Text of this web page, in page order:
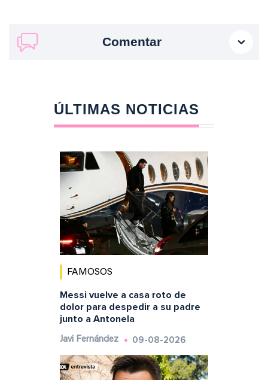
Comentar
ÚLTIMAS NOTICIAS
FAMOSOS
Messi vuelve a casa roto de
dolor para despedir a su padre
junto a Antonela
Javi Fernández 09-08-2026